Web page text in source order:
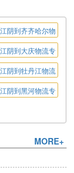
江阴到齐齐哈尔物
流专线
江阴到大庆物流专
线
江阴到牡丹江物流
专线
江阴到黑河物流专
MORE+